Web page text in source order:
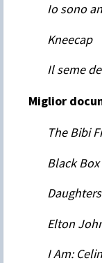
Io sono
Kneecap
Il seme
Miglior
The Bibi
Black
Daughters
Elton
I Am: